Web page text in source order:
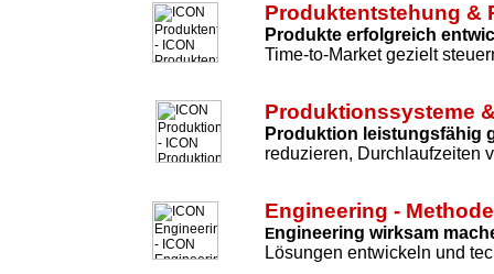
Produktentstehung &
Produkte erfolgreich
Time-to-Market gezielt
Produktionssysteme
Produktion leistungsfähig
reduzieren, Durchlaufzeiten
Engineering -
Engineering wirksam
Lösungen entwickeln und